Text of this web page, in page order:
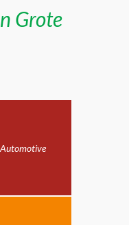
Grote
Automotive